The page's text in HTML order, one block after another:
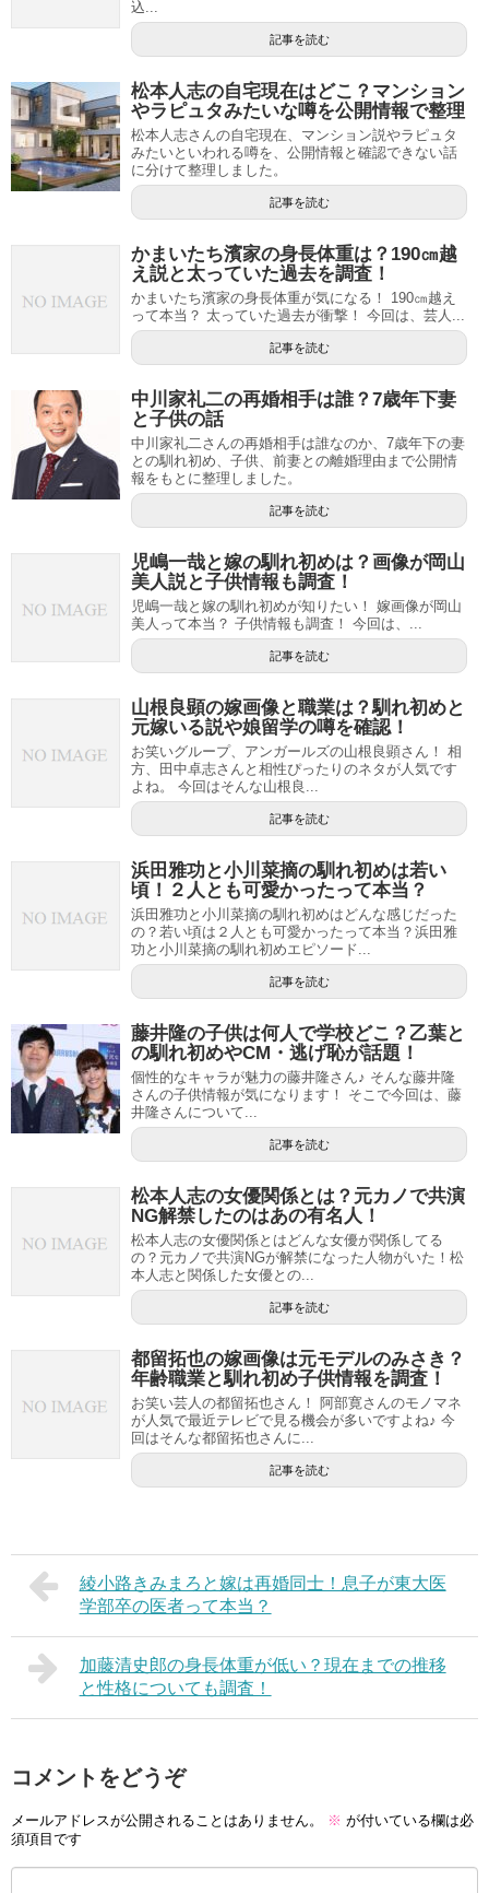
込...
記事を読む
松本人志の自宅現在はどこ？マンション
やラピュタみたいな噂を公開情報で整理
松本人志さんの自宅現在、マンション説やラピュタ
みたいといわれる噂を、公開情報と確認できない話
に分けて整理しました。
記事を読む
かまいたち濱家の身長体重は？190㎝越
え説と太っていた過去を調査！
かまいたち濱家の身長体重が気になる！ 190㎝越え
って本当？ 太っていた過去が衝撃！ 今回は、芸人...
記事を読む
中川家礼二の再婚相手は誰？7歳年下妻
と子供の話
中川家礼二さんの再婚相手は誰なのか、7歳年下の妻
との馴れ初め、子供、前妻との離婚理由まで公開情
報をもとに整理しました。
記事を読む
児嶋一哉と嫁の馴れ初めは？画像が岡山
美人説と子供情報も調査！
児嶋一哉と嫁の馴れ初めが知りたい！ 嫁画像が岡山
美人って本当？ 子供情報も調査！ 今回は、...
記事を読む
山根良顕の嫁画像と職業は？馴れ初めと
元嫁いる説や娘留学の噂を確認！
お笑いグループ、アンガールズの山根良顕さん！ 相
方、田中卓志さんと相性ぴったりのネタが人気です
よね。 今回はそんな山根良...
記事を読む
浜田雅功と小川菜摘の馴れ初めは若い
頃！２人とも可愛かったって本当？
浜田雅功と小川菜摘の馴れ初めはどんな感じだった
の？若い頃は２人とも可愛かったって本当？浜田雅
功と小川菜摘の馴れ初めエピソード...
記事を読む
藤井隆の子供は何人で学校どこ？乙葉と
の馴れ初めやCM・逃げ恥が話題！
個性的なキャラが魅力の藤井隆さん♪ そんな藤井隆
さんの子供情報が気になります！ そこで今回は、藤
井隆さんについて...
記事を読む
松本人志の女優関係とは？元カノで共演
NG解禁したのはあの有名人！
松本人志の女優関係とはどんな女優が関係してる
の？元カノで共演NGが解禁になった人物がいた！松
本人志と関係した女優との...
記事を読む
都留拓也の嫁画像は元モデルのみさき？
年齢職業と馴れ初め子供情報を調査！
お笑い芸人の都留拓也さん！ 阿部寛さんのモノマネ
が人気で最近テレビで見る機会が多いですよね♪ 今
回はそんな都留拓也さんに...
記事を読む
綾小路きみまろと嫁は再婚同士！息子が東大医
学部卒の医者って本当？
加藤清史郎の身長体重が低い？現在までの推移
と性格についても調査！
コメントをどうぞ
メールアドレスが公開されることはありません。 ※ が付いている欄は必
須項目です